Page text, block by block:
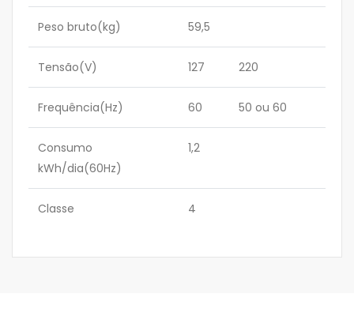
Peso bruto(kg) 59,5
Tensão(V) 127 220
Frequência(Hz) 60 50 ou 60
Consumo
kWh/dia(60Hz)
1,2
Classe 4